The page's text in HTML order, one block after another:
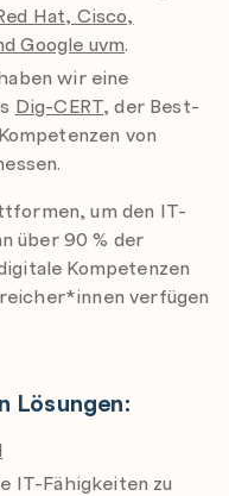
Hat, Cisco,
Google uvm.
wir eine
Dig-CERT, der Best-
von
um den IT-
über 90 % der
Kompetenzen
verfügen
Lösungen:
IT-Fähigkeiten zu